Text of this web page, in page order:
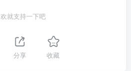
就支持一下吧
分享 收藏